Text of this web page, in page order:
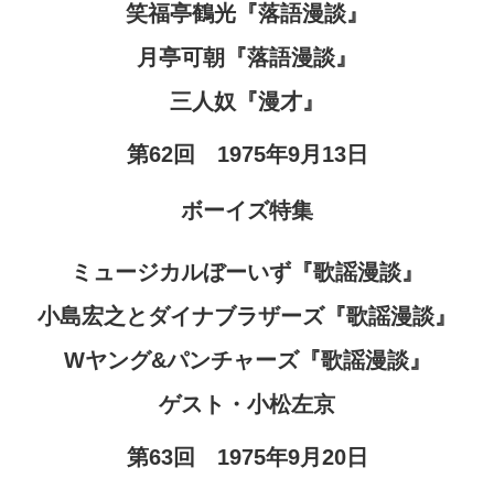
笑福亭鶴光『落語漫談』
月亭可朝『落語漫談』
三人奴『漫才』
第62回 1975年9月13日
ボーイズ特集
ミュージカルぼーいず『歌謡漫談』
小島宏之とダイナブラザーズ『歌謡漫談』
Wヤング&パンチャーズ『歌謡漫談』
ゲスト・小松左京
第63回 1975年9月20日